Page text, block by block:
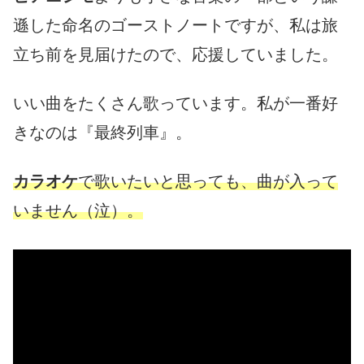
遜した命名のゴーストノートですが、私は旅
立ち前を見届けたので、応援していました。
いい曲をたくさん歌っています。私が一番好
きなのは『最終列車』。
カラオケで歌いたいと思っても、曲が入って
いません（泣）。